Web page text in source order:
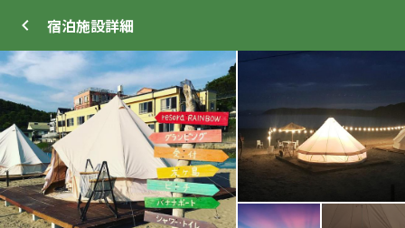
宿泊施設詳細